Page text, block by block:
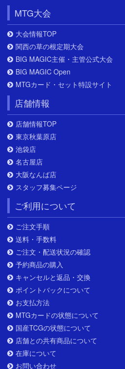
MTG大会
大会情報TOP
関西の草の根定期大会
BIG MAGIC主催・主管公式大会
BIG MAGIC Open
MTGカード・セット特設サイト
店舗情報
店舗情報TOP
東京秋葉原店
池袋店
名古屋店
大阪なんば店
スタッフ募集ページ
ご利用について
ご注文手順
送料・手数料
ご注文・配送状況の確認
予約商品の購入
キャンセルと返品・交換
ポイントバックについて
お支払方法
MTGカードの状態について
国産TCGの状態について
店舗との共有商品について
在庫について
お問い合わせ